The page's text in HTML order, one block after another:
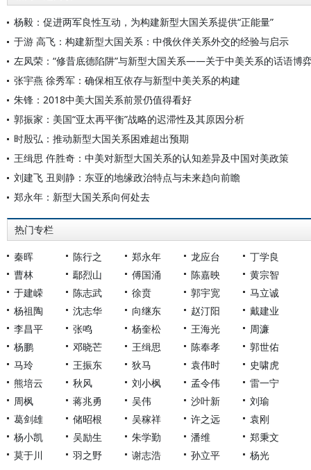
杨毅：促进两军良性互动，为构建新型大国关系提供“正能量”
于游 高飞：构建新型大国关系：中俄伙伴关系外交的经验与启示
左凤荣：“修昔底德陷阱”与新型大国关系——关于中美关系的话语博
张宇燕 徐秀军：确保相互依存与新型中美关系的构建
朱锋：2018中美大国关系前景仍值得看好
郭振家：美国“亚太再平衡”战略的迟滞性及其原因分析
时殷弘：推动新型大国关系困难超出预期
王缉思 仵胜奇：中美对新型大国关系的认知差异及中国对美政策
刘建飞 丑则静：东亚的地缘政治特点与未来趋向前瞻
郑永年：新型大国关系向何处去
热门专栏
秦晖 陈行之 郑永年 龙应台
丁学良
曹林
鄢烈山 傅国涌 陈嘉映
黄宗智
于建嵘
陈志武 徐贲 郭宇宽
马立诚
杨祖陶
沈志华 向继东 赵汀阳
戴建业
李昌平
张鸣 杨奎松 王海光
周濂
杨鹏
邓晓芒 王缉思 陈奉孝
郭世佑
马玲
王振东 狄马 袁伟时
史啸虎
熊培云
秋风 刘小枫 孟令伟
雷一宁
周枫
蒋兆勇 吴伟 沙叶新
刘瑜
葛剑雄
储昭根 吴稼祥 许之远
袁刚
杨小凯
吴励生 朱学勤 潘维
郑秉文
莫于川
羽之野 谢志浩 孙立平 杨光